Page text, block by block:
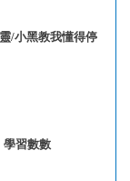
/小黑教我懂得停
學習數數